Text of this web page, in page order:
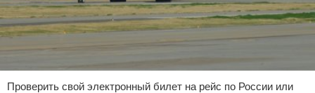
Проверить свой электронный билет на рейс по России или